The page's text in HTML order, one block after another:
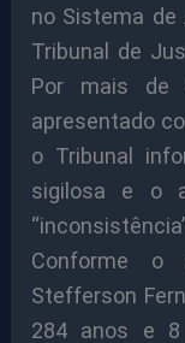
no Sistema de
Tribunal de
Por mais de
apresentado
o Tribunal
sigilosa e o
Conforme o
Stefferson
284 anos e